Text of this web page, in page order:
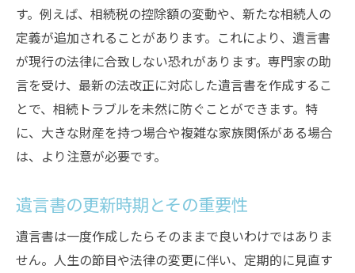
す。例えば、相続税の控除額の変動や、新たな相続人の
定義が追加されることがあります。これにより、遺言書
が現行の法律に合致しない恐れがあります。専門家の助
言を受け、最新の法改正に対応した遺言書を作成するこ
とで、相続トラブルを未然に防ぐことができます。特
に、大きな財産を持つ場合や複雑な家族関係がある場合
は、より注意が必要です。
遺言書の更新時期とその重要性
遺言書は一度作成したらそのままで良いわけではありま
せん。人生の節目や法律の変更に伴い、定期的に見直す